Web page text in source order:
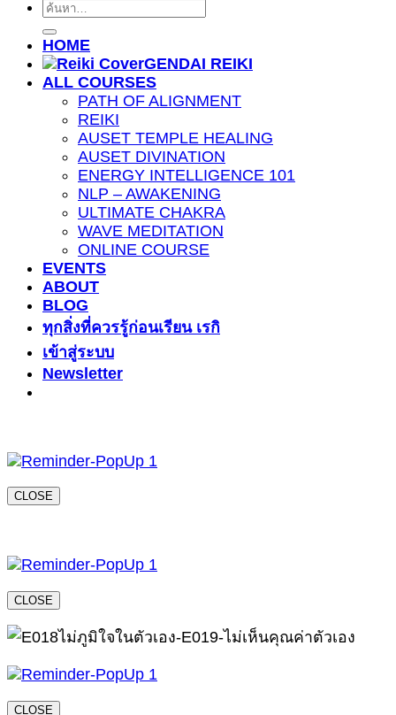
ค้นหา:
HOME
GENDAI REIKI
ALL COURSES
PATH OF ALIGNMENT
REIKI
AUSET TEMPLE HEALING
AUSET DIVINATION
ENERGY INTELLIGENCE 101
NLP – AWAKENING
ULTIMATE CHAKRA
WAVE MEDITATION
ONLINE COURSE
EVENTS
ABOUT
BLOG
ทุกสิ่งที่ควรรู้ก่อนเรียน เรกิ
เข้าสู่ระบบ
Newsletter
CLOSE
CLOSE
CLOSE